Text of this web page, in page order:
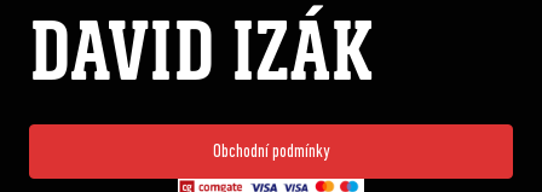
DAVID IZÁK
Obchodní podmínky